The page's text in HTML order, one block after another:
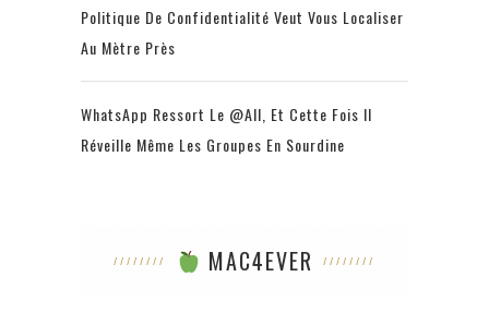
Politique De Confidentialité Veut Vous Localiser
Au Mètre Près
WhatsApp Ressort Le @all, Et Cette Fois Il
Réveille Même Les Groupes En Sourdine
MAC4EVER